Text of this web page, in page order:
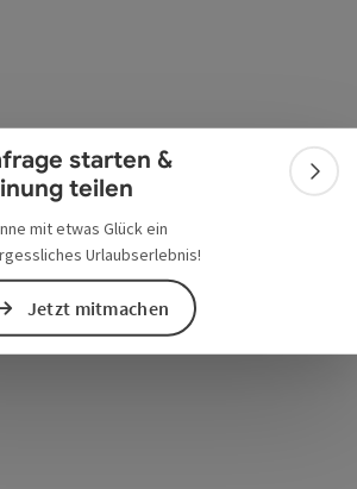
starten &
teilen
mit etwas Glück ein
Urlaubserlebnis!
Jetzt mitmachen